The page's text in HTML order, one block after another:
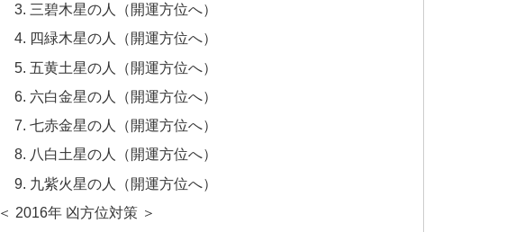
三碧木星の人（開運方位へ）
四緑木星の人（開運方位へ）
五黄土星の人（開運方位へ）
六白金星の人（開運方位へ）
七赤金星の人（開運方位へ）
八白土星の人（開運方位へ）
九紫火星の人（開運方位へ）
＜ 2016年 凶方位対策 ＞